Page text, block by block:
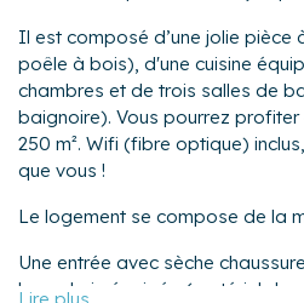
Il est composé d’une jolie pièce
poêle à bois), d'une cuisine
chambres et de trois salles de
baignoire). Vous pourrez profiter
250 m². Wifi (fibre optique)
que vous !
Le logement se compose de la
Une entrée avec sèche
buanderie équipée (matériel de